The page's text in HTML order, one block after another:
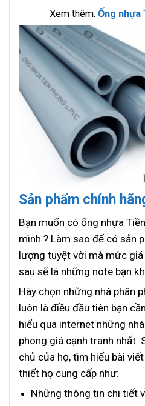
Xem thêm: Ống nhựa
Sản phẩm chính
Bạn muốn có ống nhựa
mình ? Làm sao để có sản
lượng tuyệt vời mà mức
sau sẽ là những note bạn
Hãy chọn những nhà phân
luôn là điều đầu tiên bạn
hiểu qua internet những
phong giá cạnh tranh nhất.
chủ của họ, tìm hiểu bài
thiết họ cung cấp như:
Những thông tin chi tiết